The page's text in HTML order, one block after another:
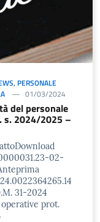
, PERSONALE
01/03/2024
del personale
s. 2024/2025 –
02-
31-2024
prot.